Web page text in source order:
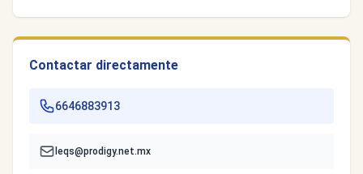
Contactar directamente
6646883913
leqs@prodigy.net.mx